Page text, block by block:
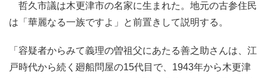
哲久市議は木更津市の名家に生まれた。地元の古参住民
は「華麗なる一族ですよ」と前置きして説明する。
「容疑者からみて義理の曽祖父にあたる善之助さんは、江
戸時代から続く廻船問屋の15代目で、1943年から木更津